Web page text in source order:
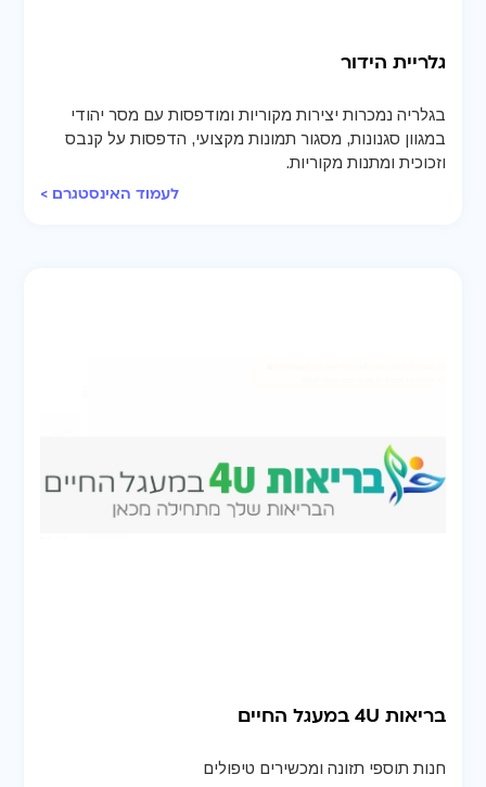
גלריית הידור
בגלריה נמכרות יצירות מקוריות ומודפסות עם מסר יהודי
במגוון סגנונות, מסגור תמונות מקצועי, הדפסות על קנבס
וזכוכית ומתנות מקוריות.
לעמוד האינסטגרם >
בריאות 4U במעגל החיים
חנות תוספי תזונה ומכשירים טיפולים